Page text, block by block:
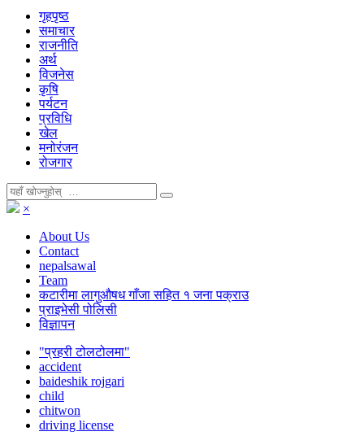
गृहपृष्ठ
समाचार
राजनीति
अर्थ
विजनेस
कृषि
पर्यटन
प्रविधि
खेल
मनोरंजन
रोजगार
×
About Us
Contact
nepalsawal
Team
कटारीमा लागुऔषध गाँजा सहित १ जना पक्राउ
प्राइभेसी पोलिसी
विज्ञापन
"प्रहरी टोलटोलमा"
accident
baideshik rojgari
child
chitwon
driving license